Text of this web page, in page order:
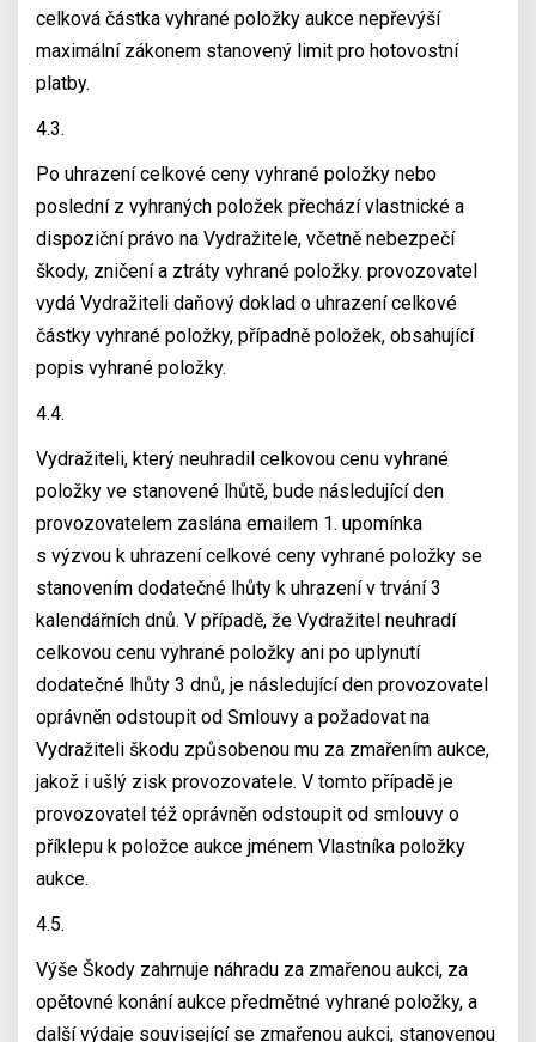
celková částka vyhrané položky aukce nepřevýší
maximální zákonem stanovený limit pro hotovostní
platby.
4.3.
Po uhrazení celkové ceny vyhrané položky nebo
poslední z vyhraných položek přechází vlastnické a
dispoziční právo na Vydražitele, včetně nebezpečí
škody, zničení a ztráty vyhrané položky. provozovatel
vydá Vydražiteli daňový doklad o uhrazení celkové
částky vyhrané položky, případně položek, obsahující
popis vyhrané položky.
4.4.
Vydražiteli, který neuhradil celkovou cenu vyhrané
položky ve stanovené lhůtě, bude následující den
provozovatelem zaslána emailem 1. upomínka
s výzvou k uhrazení celkové ceny vyhrané položky se
stanovením dodatečné lhůty k uhrazení v trvání 3
kalendářních dnů. V případě, že Vydražitel neuhradí
celkovou cenu vyhrané položky ani po uplynutí
dodatečné lhůty 3 dnů, je následující den provozovatel
oprávněn odstoupit od Smlouvy a požadovat na
Vydražiteli škodu způsobenou mu za zmařením aukce,
jakož i ušlý zisk provozovatele. V tomto případě je
provozovatel též oprávněn odstoupit od smlouvy o
příklepu k položce aukce jménem Vlastníka položky
aukce.
4.5.
Výše Škody zahrnuje náhradu za zmařenou aukci, za
opětovné konání aukce předmětné vyhrané položky, a
další výdaje související se zmařenou aukci, stanovenou